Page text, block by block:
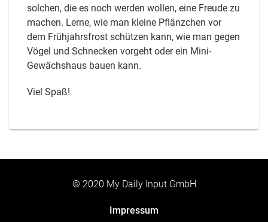
solchen, die es noch werden wollen, eine Freude zu
machen. Lerne, wie man kleine Pflänzchen vor
dem Frühjahrsfrost schützen kann, wie man gegen
Vögel und Schnecken vorgeht oder ein Mini-
Gewächshaus bauen kann.
Viel Spaß!
© 2020 My Daily Input GmbH
Impressum